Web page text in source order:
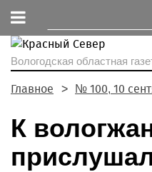
Вологодская областная
Главное № 100, 10
К